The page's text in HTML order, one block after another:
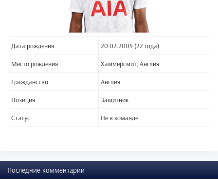
Дата рождения 20.02.2004 (22 года)
Место рождения Хаммерсмит, Англия
Гражданство Англия
Позиция Защитник
Статус Не в команде
Последние комментарии